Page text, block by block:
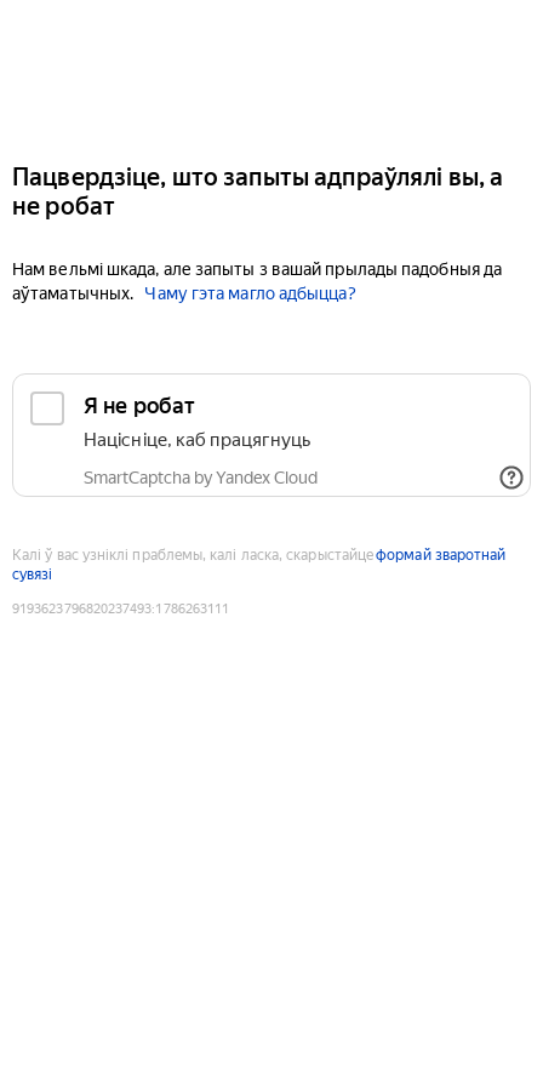
Пацвердзіце, што запыты адпраўлялі вы, а
не робат
Нам вельмі шкада, але запыты з вашай прылады падобныя да
аўтаматычных.
Чаму гэта магло адбыцца?
Я не робат
Націсніце, каб працягнуць
SmartCaptcha by Yandex Cloud
Калі ў вас узніклі праблемы, калі ласка, скарыстайцеформай зваротнай
сувязі
9193623796820237493:1786263111